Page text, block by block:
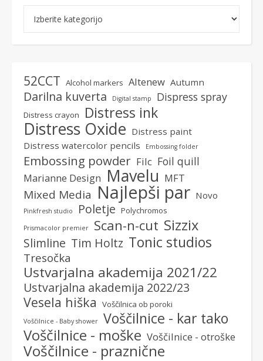
52CCT Alcohol markers Altenew Autumn
Darilna kuverta Digital stamp Dispress spray
Distress crayon Distress ink
Distress Oxide Distress paint
Distress watercolor pencils
Embossing folder
Embossing powder Filc Foil quill
Marianne Design Mavelu MFT
Mixed Media Najlepši par Novo
Pinkfresh studio Poletje Polychromos
Prismacolor premier Scan-n-cut Sizzix
Slimline Tim Holtz Tonic studios
Tresočka
Ustvarjalna akademija 2021/22
Ustvarjalna akademija 2022/23
Vesela hiška Voščilnica ob poroki
Voščilnice - Baby shower Voščilnice - kar tako
Voščilnice - moške Voščilnice - otroške
Voščilnice - praznične